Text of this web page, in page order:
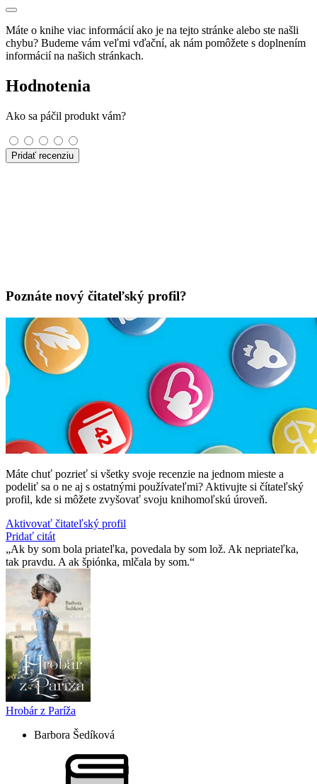
Máte o knihe viac informácií ako je na tejto stránke alebo ste našli
chybu? Budeme vám veľmi vďační, ak nám pomôžete s doplnením
informácií na našich stránkach.
Hodnotenia
Ako sa páčil produkt vám?
Pridať recenziu
Poznáte nový čitateľský profil?
Máte chuť pozrieť si všetky svoje recenzie na jednom mieste a
podeliť sa o ne aj s ostatnými používateľmi? Aktivujte si čítateľský
profil, kde si môžete zvyšovať svoju knihomoľskú úroveň.
Aktivovať čitateľský profil
Pridať citát
Ak by som bola priateľka, povedala by som lož. Ak nepriateľka,
tak pravdu. A ak špiónka, mlčala by som.
Hrobár z Paríža
Barbora Šedíková